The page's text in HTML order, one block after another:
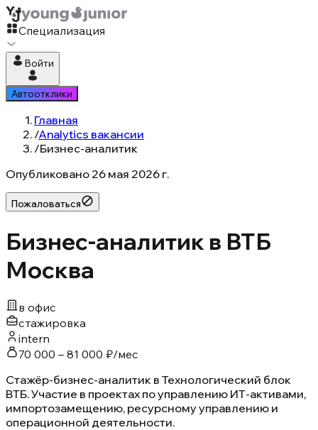
Специализация
Войти
Автоотклики
Главная
/Analytics вакансии
/Бизнес-аналитик
Опубликовано 26 мая 2026 г.
Пожаловаться
Бизнес-аналитик в ВТБ
Москва
в офис
стажировка
intern
70 000 – 81 000 ₽/мес
Стажёр-бизнес-аналитик в Технологический блок
ВТБ. Участие в проектах по управлению ИТ-активами,
импортозамещению, ресурсному управлению и
операционной деятельности.